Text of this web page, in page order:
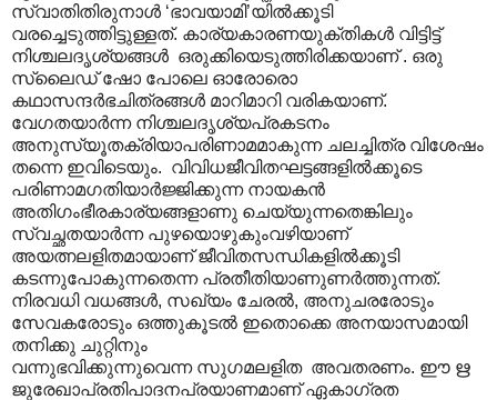
സ്വാതിതിരുനാള്‍ ‘ഭാവയാമി’യില്‍ക്കൂടി
വരച്ചെടുത്തിട്ടുള്ളത്. കാര്യകാരണയുക്തികള്‍ വിട്ടിട്ട്
നിശ്ചലദൃശ്യങ്ങള്‍ ഒരുക്കിയെടുത്തിരിക്കയാണ് . ഒരു
സ്ലൈഡ് ഷോ പോലെ ഓരോരൊ
കഥാസന്ദര്‍ഭചിത്രങ്ങള്‍ മാറിമാറി വരികയാണ്.
വേഗതയാര്‍ന്ന നിശ്ചലദൃശ്യപ്രകടനം
അനുസ്യൂതക്രിയാപരിണാമമാകുന്ന ചലച്ചിത്ര വിശേഷം
തന്നെ ഇവിടെയും. വിവിധജീവിതഘട്ടങ്ങളില്‍ക്കൂടെ
പരിണാമഗതിയാര്‍ജ്ജിക്കുന്ന നായകന്‍
അതിഗം‍ഭീരകാര്യങ്ങളാണു ചെയ്യുന്നതെങ്കിലും
സ്വച്ഛതയാര്‍ന്ന പുഴയൊഴുകുംവഴിയാണ്
അയത്നലളിതമായാണ് ജീവിതസന്ധികളില്‍ക്കൂടി
കടന്നുപോകുന്നതെന്ന പ്രതീതിയാണുണര്‍ത്തുന്നത്.
നിരവധി വധങ്ങൾ‍, സഖ്യം ചേരല്‍, അനുചരരോടും
സേവകരോടും ഒത്തുകൂടല്‍ ഇതൊക്കെ അനയാസമായി
തനിക്കു ചുറ്റിനും
വന്നുഭവിക്കുന്നുവെന്ന സുഗമലളിത അവതരണം. ഈ ഋ
ജുരേഖാപ്രതിപാദനപ്രയാണമാണ് ഏകാഗ്രത